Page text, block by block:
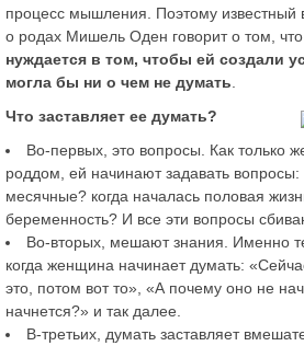
процесс мышления. Поэтому известный
о родах Мишель Оден говорит о том, что
нуждается в том, чтобы ей создали
могла бы ни о чем не думать
Что заставляет ее думать?
Во-первых, это вопросы. Как только
роддом, ей начинают задавать
месячные? когда началась половая
беременность? И все эти вопросы
Во-вторых, мешают знания. Именно
когда женщина начинает думать:
это, потом вот то», «А почему оно не
начнется?» и так далее.
В-третьих, думать заставляет